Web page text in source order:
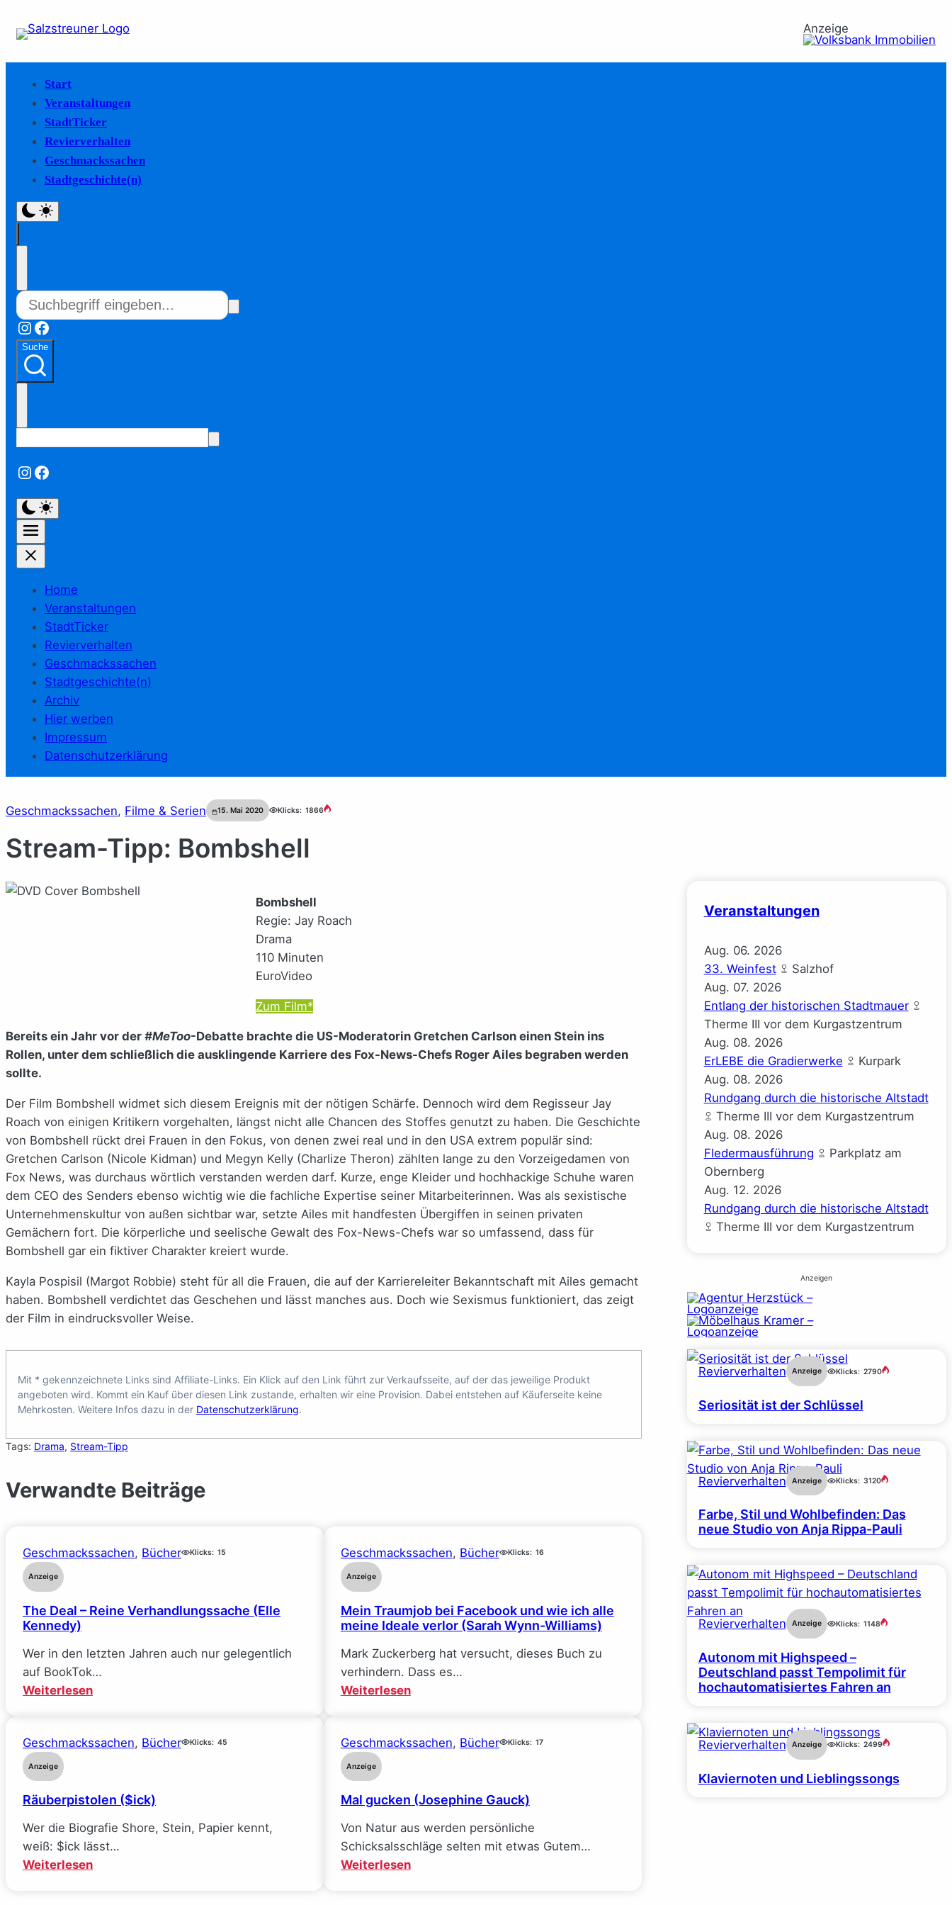
Anzeige
Start
Veranstaltungen
StadtTicker
Revierverhalten
Geschmackssachen
Stadtgeschichte(n)
Instagram
Facebook
Suche
Instagram
Facebook
Home
Veranstaltungen
StadtTicker
Revierverhalten
Geschmackssachen
Stadtgeschichte(n)
Archiv
Hier werben
Impressum
Datenschutzerklärung
Geschmackssachen, Filme & Serien 15. Mai 2020 Klicks: 1866
Stream-Tipp: Bombshell
Bombshell
Regie: Jay Roach
Drama
110 Minuten
EuroVideo
Zum Film*
Bereits ein Jahr vor der #MeToo-Debatte brachte die US-Moderatorin Gretchen Carlson einen Stein ins
Rollen, unter dem schließlich die ausklingende Karriere des Fox-News-Chefs Roger Ailes begraben werden
sollte.
Der Film Bombshell widmet sich diesem Ereignis mit der nötigen Schärfe. Dennoch wird dem Regisseur Jay
Roach von einigen Kritikern vorgehalten, längst nicht alle Chancen des Stoffes genutzt zu haben. Die Geschichte
von Bombshell rückt drei Frauen in den Fokus, von denen zwei real und in den USA extrem populär sind:
Gretchen Carlson (Nicole Kidman) und Megyn Kelly (Charlize Theron) zählten lange zu den Vorzeigedamen von
Fox News, was durchaus wörtlich verstanden werden darf. Kurze, enge Kleider und hochhackige Schuhe waren
dem CEO des Senders ebenso wichtig wie die fachliche Expertise seiner Mitarbeiterinnen. Was als sexistische
Unternehmenskultur von außen sichtbar war, setzte Ailes mit handfesten Übergiffen in seinen privaten
Gemächern fort. Die körperliche und seelische Gewalt des Fox-News-Chefs war so umfassend, dass für
Bombshell gar ein fiktiver Charakter kreiert wurde.
Kayla Pospisil (Margot Robbie) steht für all die Frauen, die auf der Karriereleiter Bekanntschaft mit Ailes gemacht
haben. Bombshell verdichtet das Geschehen und lässt manches aus. Doch wie Sexismus funktioniert, das zeigt
der Film in eindrucksvoller Weise.
Mit * gekennzeichnete Links sind Affiliate-Links. Ein Klick auf den Link führt zur Verkaufsseite, auf der das jeweilige Produkt
angeboten wird. Kommt ein Kauf über diesen Link zustande, erhalten wir eine Provision. Dabei entstehen auf Käuferseite keine
Mehrkosten. Weitere Infos dazu in der Datenschutzerklärung.
Tags: Drama, Stream-Tipp
Verwandte Beiträge
Geschmackssachen, Bücher Klicks: 15
Anzeige
The Deal – Reine Verhandlungssache (Elle
Kennedy)
Wer in den letzten Jahren auch nur gelegentlich
auf BookTok…
Weiterlesen:
–
(Elle
Geschmackssachen, Bücher Klicks: 16
Anzeige
Mein Traumjob bei Facebook und wie ich alle
meine Ideale verlor (Sarah Wynn-Williams)
Mark Zuckerberg hat versucht, dieses Buch zu
verhindern. Dass es…
Weiterlesen:
bei
wie
alle
meine
Ideale
Geschmackssachen, Bücher Klicks: 45
Anzeige
Räuberpistolen ($ick)
Wer die Biografie Shore, Stein, Papier kennt,
weiß: $ick lässt…
Weiterlesen:
Geschmackssachen, Bücher Klicks: 17
Anzeige
Mal gucken (Josephine Gauck)
Von Natur aus werden persönliche
Schicksalsschläge selten mit etwas Gutem…
Weiterlesen:
Veranstaltungen
Aug. 06. 2026
33. Weinfest
Salzhof
Aug. 07. 2026
Entlang der historischen Stadtmauer
Therme III vor dem Kurgastzentrum
Aug. 08. 2026
ErLEBE die Gradierwerke
Kurpark
Aug. 08. 2026
Rundgang durch die historische Altstadt
Therme III vor dem Kurgastzentrum
Aug. 08. 2026
Fledermausführung
Parkplatz am
Obernberg
Aug. 12. 2026
Rundgang durch die historische Altstadt
Therme III vor dem Kurgastzentrum
Anzeigen
Revierverhalten Anzeige Klicks: 2790
Seriosität ist der Schlüssel
Revierverhalten Anzeige Klicks: 3120
Farbe, Stil und Wohlbefinden: Das
neue Studio von Anja Rippa-Pauli
Revierverhalten Anzeige Klicks: 1148
Autonom mit Highspeed –
Deutschland passt Tempolimit für
hochautomatisiertes Fahren an
Revierverhalten Anzeige Klicks: 2499
Klaviernoten und Lieblingssongs